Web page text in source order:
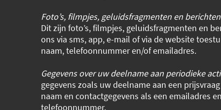
Foto’s, filmpjes, geluidsfragmenten en
Dit zijn foto’s, filmpjes, geluidsfragmenten en
ons via sms, app, e-mail of via de website
naam, telefoonnummer en/of emailadres.
Gegevens over uw deelname aan periodieke
gegevens zoals uw deelname aan een
naam en contactgegevens als een emailadres
telefoonnummer.